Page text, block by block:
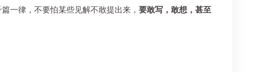
一律，不要怕某些见解不敢提出来， 要敢写，敢想，甚至